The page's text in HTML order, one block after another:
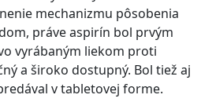
mechanizmu pôsobenia
práve aspirín bol prvým
vyrábaným liekom proti
a široko dostupný. Bol tiež aj
v tabletovej forme.